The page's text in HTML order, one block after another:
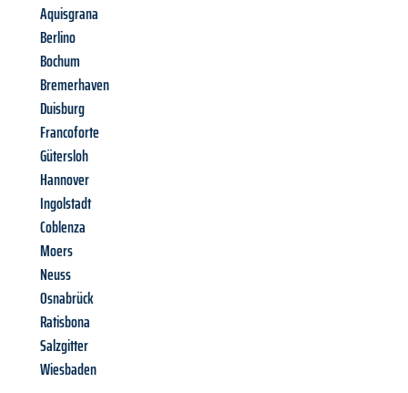
Aquisgrana
Berlino
Bochum
Bremerhaven
Duisburg
Francoforte
Gütersloh
Hannover
Ingolstadt
Coblenza
Moers
Neuss
Osnabrück
Ratisbona
Salzgitter
Wiesbaden